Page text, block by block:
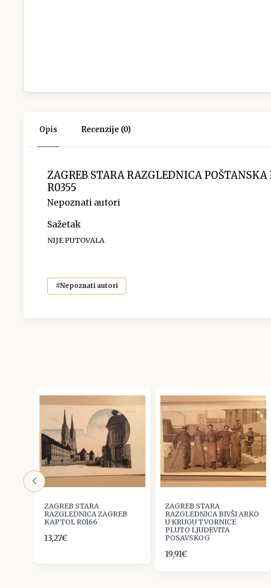
Opis Recenzije (0)
ZAGREB STARA RAZGLEDNICA POŠTANSKA
R0355
Nepoznati autori
Sažetak
NIJE PUTOVALA
#Nepoznati autori
ZAGREB STARA
RAZGLEDNICA ZAGREB
KAPTOL R0166
13,27€
ZAGREB STARA
RAZGLEDNICA BIVŠI ARKO
U KRUGU TVORNICE
PLUTO LJUDEVITA
POSAVSKOG
19,91€